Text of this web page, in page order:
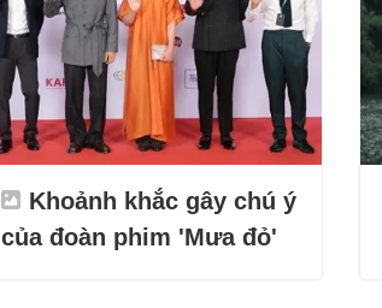
Khoảnh khắc gây chú ý
của đoàn phim 'Mưa đỏ'